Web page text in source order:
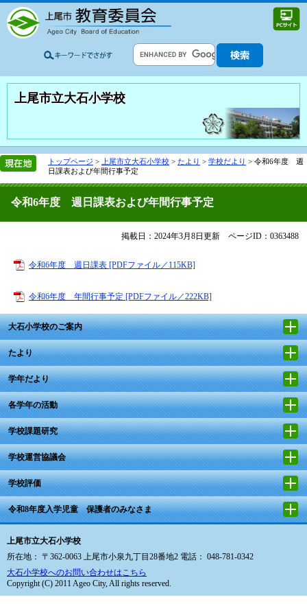
上尾市立大石小学校
トップページ > 上尾市立大石小学校 > たより > 学校だより > 令和6年度 週
日課表および年間行事予定
令和6年度 週日課表および年間行事予定
掲載日：2024年3月8日更新 ページID：0363488
令和6年度 週日課表 [PDFファイル／115KB]
令和6年度 年間行事予定 [PDFファイル／222KB]
大石小学校のご案内
たより
学年だより
各学年の活動
学校課題研究
学校運営協議会
学校評価
令和8年度入学児童 保護者のみなさま
上尾市立大石小学校
所在地： 〒362-0063 上尾市小泉九丁目28番地2 電話： 048-781-0342
大石小学校へのお問い合わせはこちら
Copyright (C) 2011 Ageo City, All rights reserved.